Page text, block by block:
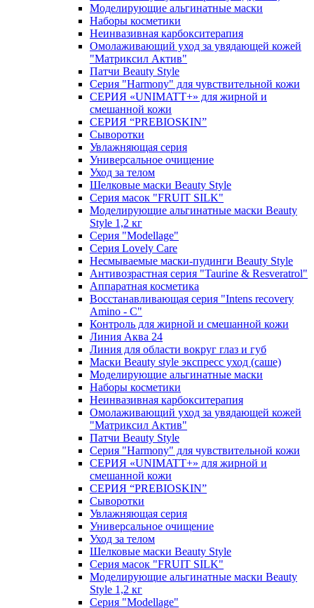
Моделирующие альгинатные маски
Наборы косметики
Неинвазивная карбокситерапия
Омолаживающий уход за увядающей кожей
"Матриксил Актив"
Патчи Beauty Style
Серия "Harmony" для чувствительной кожи
СЕРИЯ «UNIMATT+» для жирной и
смешанной кожи
СЕРИЯ “PREBIOSKIN”
Сыворотки
Увлажняющая серия
Универсальное очищение
Уход за телом
Шелковые маски Beauty Style
Серия масок "FRUIT SILK"
Моделирующие альгинатные маски Beauty
Style 1,2 кг
Серия "Modellage"
Cерия Lovely Care
Несмываемые маски-пудинги Beauty Style
Антивозрастная серия "Taurine & Resveratrol"
Аппаратная косметика
Восстанавливающая серия "Intens recovery
Amino - C"
Контроль для жирной и смешанной кожи
Линия Аква 24
Линия для области вокруг глаз и губ
Маски Beauty style экспресс уход (саше)
Моделирующие альгинатные маски
Наборы косметики
Неинвазивная карбокситерапия
Омолаживающий уход за увядающей кожей
"Матриксил Актив"
Патчи Beauty Style
Серия "Harmony" для чувствительной кожи
СЕРИЯ «UNIMATT+» для жирной и
смешанной кожи
СЕРИЯ “PREBIOSKIN”
Сыворотки
Увлажняющая серия
Универсальное очищение
Уход за телом
Шелковые маски Beauty Style
Серия масок "FRUIT SILK"
Моделирующие альгинатные маски Beauty
Style 1,2 кг
Серия "Modellage"